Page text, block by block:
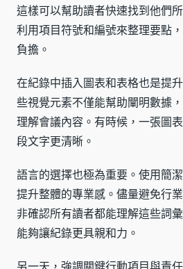
這樣可以幫助讀者快速找到他們
利用項目符號和編號來整理要點
負擔。
在紀錄中插入圖表和表格也是提
些視覺元素不僅能幫助闡明數據
理解會議內容。有時候，一張圖
段文字更清晰。
語言的選擇也極為重要。使用簡
提升整體的專業感。儘量避免行
非確認所有讀者都能理解這些詞
能夠讓紀錄更具親和力。